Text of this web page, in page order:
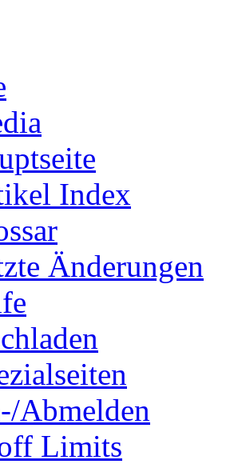
Index
Änderungen
Abmelden
Limits